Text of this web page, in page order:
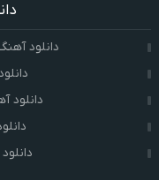
دانلود
دانلود